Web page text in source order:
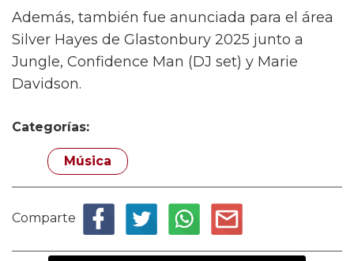
Además, también fue anunciada para el área
Silver Hayes de Glastonbury 2025 junto a
Jungle, Confidence Man (DJ set) y Marie
Davidson.
Categorías:
Música
Comparte